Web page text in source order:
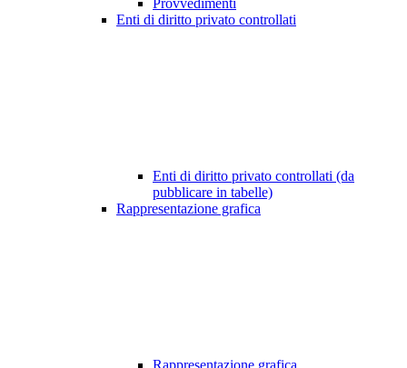
Provvedimenti
Enti di diritto privato controllati
Enti di diritto privato controllati (da
pubblicare in tabelle)
Rappresentazione grafica